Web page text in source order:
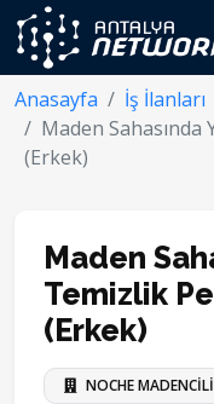
Anasayfa İş İlanları
Maden Sahasında
(Erkek)
Maden
Temizlik
(Erkek)
NOCHE